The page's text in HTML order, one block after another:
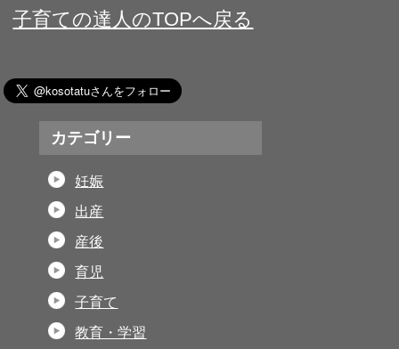
子育ての達人のTOPへ戻る
カテゴリー
妊娠
出産
産後
育児
子育て
教育・学習